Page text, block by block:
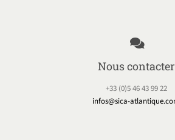
Nous contacter
+33 (0)5 46 43 99 22
infos@sica-